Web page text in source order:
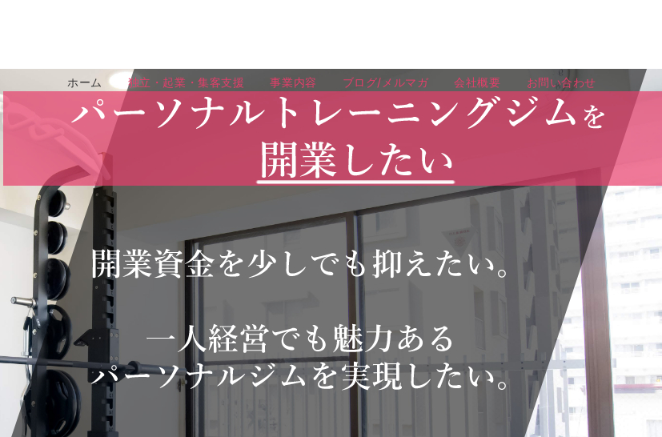
ホーム 独立・起業・集客支援 事業内容 ブログ/メルマガ 会社概要 お問い合わせ